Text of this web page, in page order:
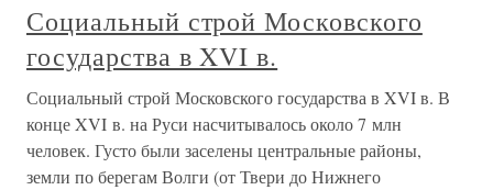
Социальный строй Московского
государства в XVI в.
Социальный строй Московского государства в XVI в. В
конце XVI в. на Руси насчитывалось около 7 млн
человек. Густо были заселены центральные районы,
земли по берегам Волги (от Твери до Нижнего